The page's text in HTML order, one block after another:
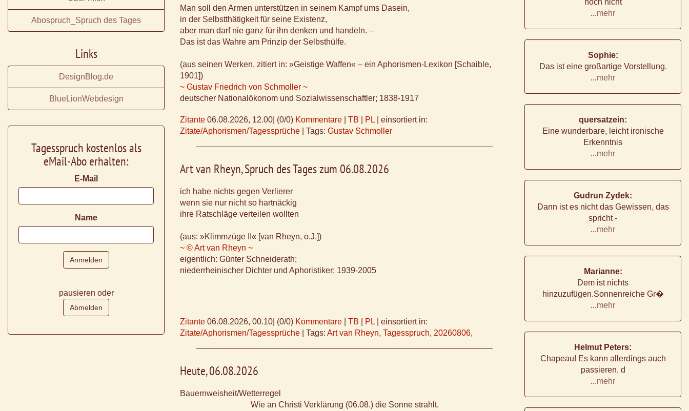
Man soll den Armen unterstützen in seinem Kampf ums Dasein,
in der Selbstthätigkeit für seine Existenz,
aber man darf nie ganz für ihn denken und handeln. –
Das ist das Wahre am Prinzip der Selbsthülfe.
(aus seinen Werken, zitiert in: »Geistige Waffen« – ein Aphorismen-Lexikon [Schaible,
1901])
~ Gustav Friedrich von Schmoller ~
deutscher Nationalökonom und Sozialwissenschaftler; 1838-1917
Zitante 06.08.2026, 12.00 (0/0) Kommentare TB PL
einsortiert in:
Zitate/Aphorismen/Tagessprüche
Tags: Gustav Schmoller
Art van Rheyn, Spruch des Tages zum 06.08.2026
ich habe nichts gegen Verlierer
wenn sie nur nicht so hartnäckig
ihre Ratschläge verteilen wollten
(aus: »Klimmzüge II« [van Rheyn, o.J.])
~ © Art van Rheyn ~
eigentlich: Günter Schneiderath;
niederrheinischer Dichter und Aphoristiker; 1939-2005
Zitante 06.08.2026, 00.10 (0/0) Kommentare TB PL
einsortiert in:
Zitate/Aphorismen/Tagessprüche
Tags: Art van Rheyn, Tagesspruch, 20260806,
Heute, 06.08.2026
Bauernweisheit/Wetterregel
Wie an Christi Verklärung (06.08.) die Sonne strahlt,
Abospruch_Spruch des Tages
Links
DesignBlog.de
BlueLionWebdesign
Tagesspruch kostenlos als
eMail-Abo erhalten:
E-Mail
Name
pausieren oder
noch nicht
...mehr
Sophie:
Das ist eine großartige Vorstellung.
...mehr
quersatzein:
Eine wunderbare, leicht ironische
Erkenntnis
...mehr
Gudrun Zydek:
Dann ist es nicht das Gewissen, das
spricht -
...mehr
Marianne:
Dem ist nichts
hinzuzufügen.Sonnenreiche Gr�
...mehr
Helmut Peters:
Chapeau! Es kann allerdings auch
passieren, d
...mehr